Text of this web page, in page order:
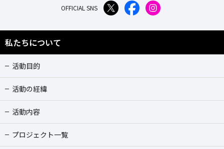
OFFICIAL SNS
私たちについて
活動目的
活動の経緯
活動内容
プロジェクト一覧